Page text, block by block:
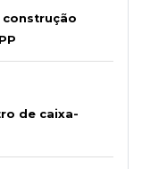
de caixa-